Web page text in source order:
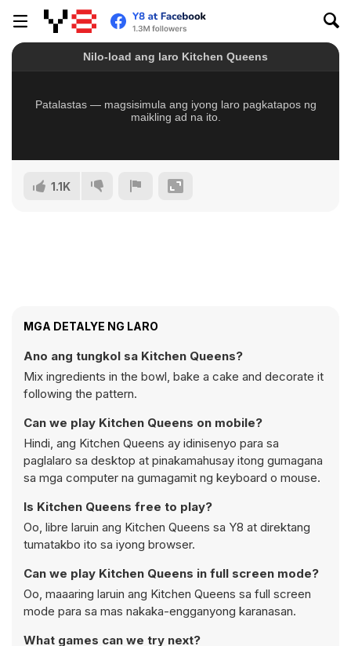
1.1K
MGA DETALYE NG LARO
Ano ang tungkol sa Kitchen Queens?
Mix ingredients in the bowl, bake a cake and decorate it
following the pattern.
Can we play Kitchen Queens on mobile?
Hindi, ang Kitchen Queens ay idinisenyo para sa
paglalaro sa desktop at pinakamahusay itong gumagana
sa mga computer na gumagamit ng keyboard o mouse.
Is Kitchen Queens free to play?
Oo, libre laruin ang Kitchen Queens sa Y8 at direktang
tumatakbo ito sa iyong browser.
Can we play Kitchen Queens in full screen mode?
Oo, maaaring laruin ang Kitchen Queens sa full screen
mode para sa mas nakaka-engganyong karanasan.
What games can we try next?